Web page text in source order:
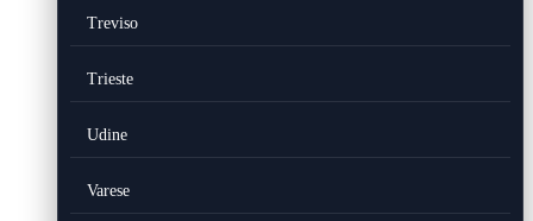
Treviso
Trieste
Udine
Varese